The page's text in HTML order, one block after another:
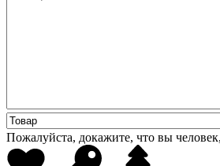
Пожалуйста, докажите, что вы